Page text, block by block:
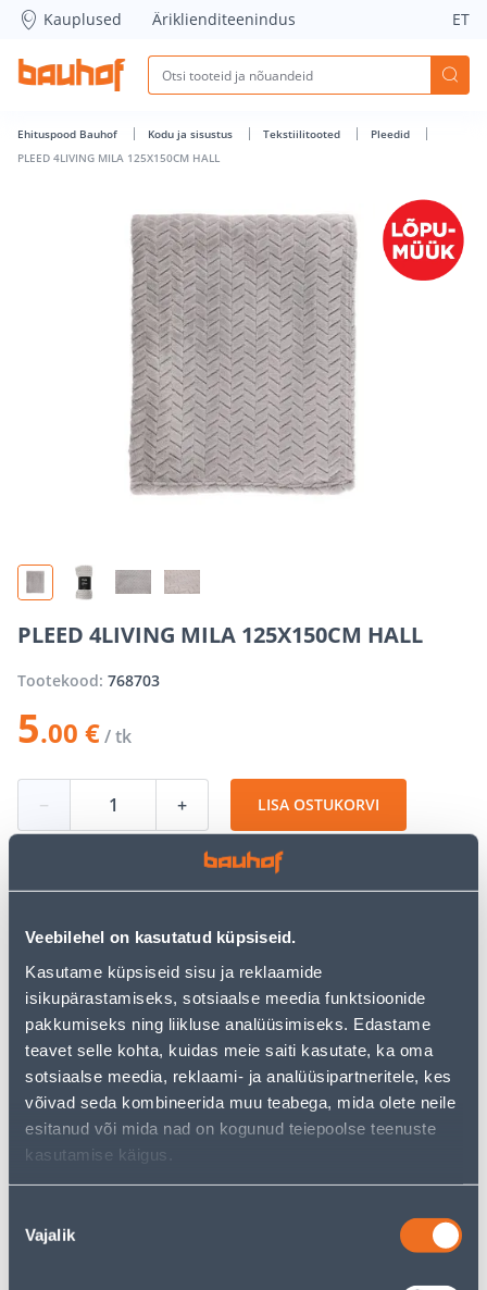
Veebilehel on kasutatud küpsiseid.
Kasutame küpsiseid sisu ja reklaamide
isikupärastamiseks, sotsiaalse meedia funktsioonide
pakkumiseks ning liikluse analüüsimiseks. Edastame
teavet selle kohta, kuidas meie saiti kasutate, ka oma
sotsiaalse meedia, reklaami- ja analüüsipartneritele, kes
võivad seda kombineerida muu teabega, mida olete neile
esitanud või mida nad on kogunud teiepoolse teenuste
kasutamise käigus.
valik
Vajalik
PLEED 4LIVING MILA 125X150CM HALL - Bauhof has loaded
Kauplused Äriklienditeenindus ET
Ehituspood Bauhof Kodu ja sisustus Tekstiilitooted
Pleedid
PLEED 4LIVING MILA 125X150CM HALL
PLEED 4LIVING MILA 125X150CM HALL
Tootekood: 768703
5.00 €/ tk
− + LISA OSTUKORVI
• Pleed 125 x 150 cm.
• Materjal 100% polüester.
• Värv: hall.
• 14-päevane tagastusõigus.
Eeldatav kojuvedu 3,69 € al. 2-5 tööpäeva